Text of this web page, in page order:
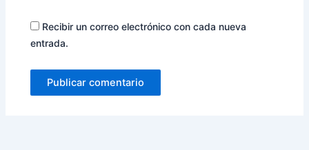
Recibir un correo electrónico con cada nueva
entrada.